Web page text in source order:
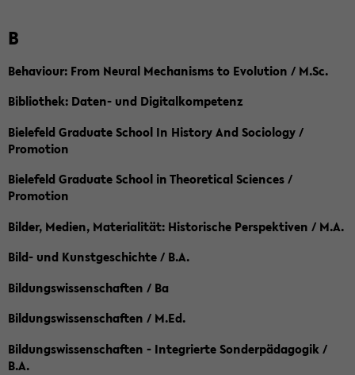
B
Behaviour: From Neural Mechanisms to Evolution / M.Sc.
Bibliothek: Daten- und Digitalkompetenz
Bielefeld Graduate School In History And Sociology /
Promotion
Bielefeld Graduate School in Theoretical Sciences /
Promotion
Bilder, Medien, Materialität: Historische Perspektiven / M.A.
Bild- und Kunstgeschichte / B.A.
Bildungswissenschaften / Ba
Bildungswissenschaften / M.Ed.
Bildungswissenschaften - Integrierte Sonderpädagogik /
B.A.